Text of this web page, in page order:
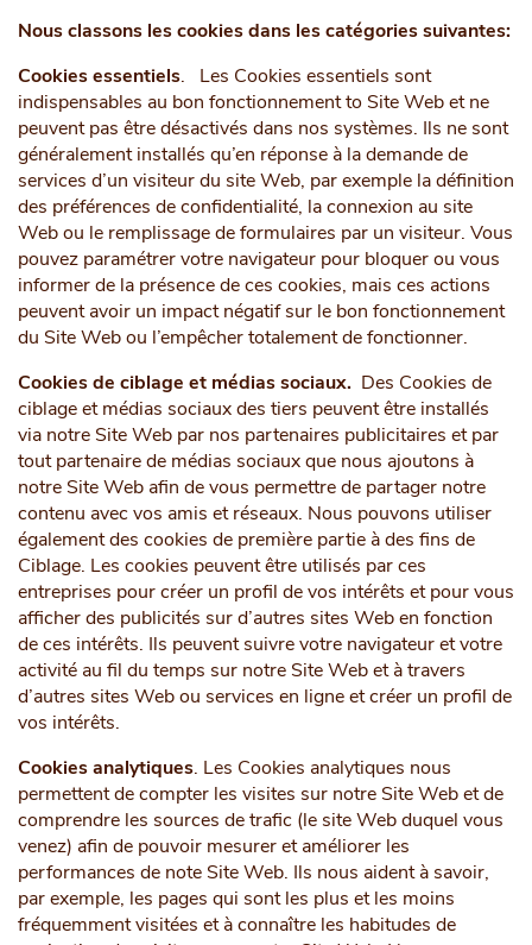
Nous classons les cookies dans les catégories suivantes:
Cookies essentiels.
Les Cookies essentiels sont
indispensables au bon fonctionnement to Site Web et ne
peuvent pas être désactivés dans nos systèmes. Ils ne sont
généralement installés qu’en réponse à la demande de
services d’un visiteur du site Web, par exemple la définition
des préférences de confidentialité, la connexion au site
Web ou le remplissage de formulaires par un visiteur. Vous
pouvez paramétrer votre navigateur pour bloquer ou vous
informer de la présence de ces cookies, mais ces actions
peuvent avoir un impact négatif sur le bon fonctionnement
du Site Web ou l’empêcher totalement de fonctionner.
Cookies de ciblage et médias sociaux. Des Cookies de
ciblage et médias sociaux des tiers peuvent être installés
via notre Site Web par nos partenaires publicitaires et par
tout partenaire de médias sociaux que nous ajoutons à
notre Site Web afin de vous permettre de partager notre
contenu avec vos amis et réseaux. Nous pouvons utiliser
également des cookies de première partie à des fins de
Ciblage. Les cookies peuvent être utilisés par ces
entreprises pour créer un profil de vos intérêts et pour vous
afficher des publicités sur d’autres sites Web en fonction
de ces intérêts. Ils peuvent suivre votre navigateur et votre
activité au fil du temps sur notre Site Web et à travers
d’autres sites Web ou services en ligne et créer un profil de
vos intérêts.
Cookies analytiques. Les Cookies analytiques nous
permettent de compter les visites sur notre Site Web et de
comprendre les sources de trafic (le site Web duquel vous
venez) afin de pouvoir mesurer et améliorer les
performances de note Site Web. Ils nous aident à savoir,
par exemple, les pages qui sont les plus et les moins
fréquemment visitées et à connaître les habitudes de